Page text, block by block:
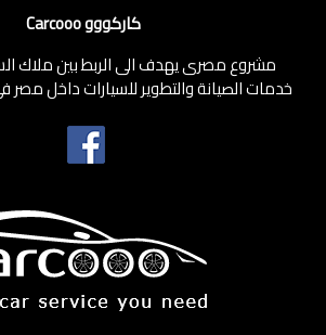
كاركووو Carcooo
مشروع مصرى يهدف الى الربط بين ملاك
خدمات الصيانة والتطوير للسيارات داخل